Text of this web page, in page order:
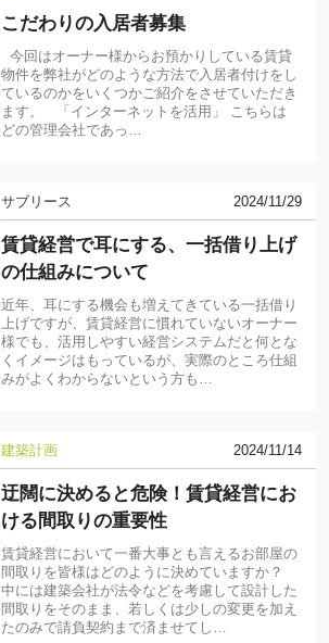
こだわりの入居者募集
今回はオーナー様からお預かりしている賃貸
物件を弊社がどのような方法で入居者付けをし
ているのかをいくつかご紹介をさせていただき
ます。 「インターネットを活用」 こちらは
どの管理会社であっ…
サブリース 2024/11/29
賃貸経営で耳にする、一括借り上げ
の仕組みについて
近年、耳にする機会も増えてきている一括借り
上げですが、賃貸経営に慣れていないオーナー
様でも、活用しやすい経営システムだと何とな
くイメージはもっているが、実際のところ仕組
みがよくわからないという方も…
建築計画 2024/11/14
迂闊に決めると危険！賃貸経営にお
ける間取りの重要性
賃貸経営において一番大事とも言えるお部屋の
間取りを皆様はどのように決めていますか？
中には建築会社が法令などを考慮して設計した
間取りをそのまま、若しくは少しの変更を加え
たのみで請負契約まで済ませてし…